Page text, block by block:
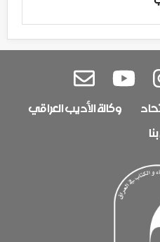
وكالة الأديب العراقي